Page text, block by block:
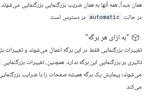
همان مبدأ، همه آنها به همان ضریب بزرگنمایی بزرگنمایی
در حالت
automatic در دسترس است.
"به ازای هر برگه"
تغییرات بزرگنمایی فقط در این برگه اعمال می‌شوند و تغییرات
تاثیری بر بزرگنمایی این برگه ندارد. همچنین، تغییرات بزرگنمایی
می‌شوند؛ پیمایش یک برگه همیشه صفحات را با ضرایب
می‌کند.